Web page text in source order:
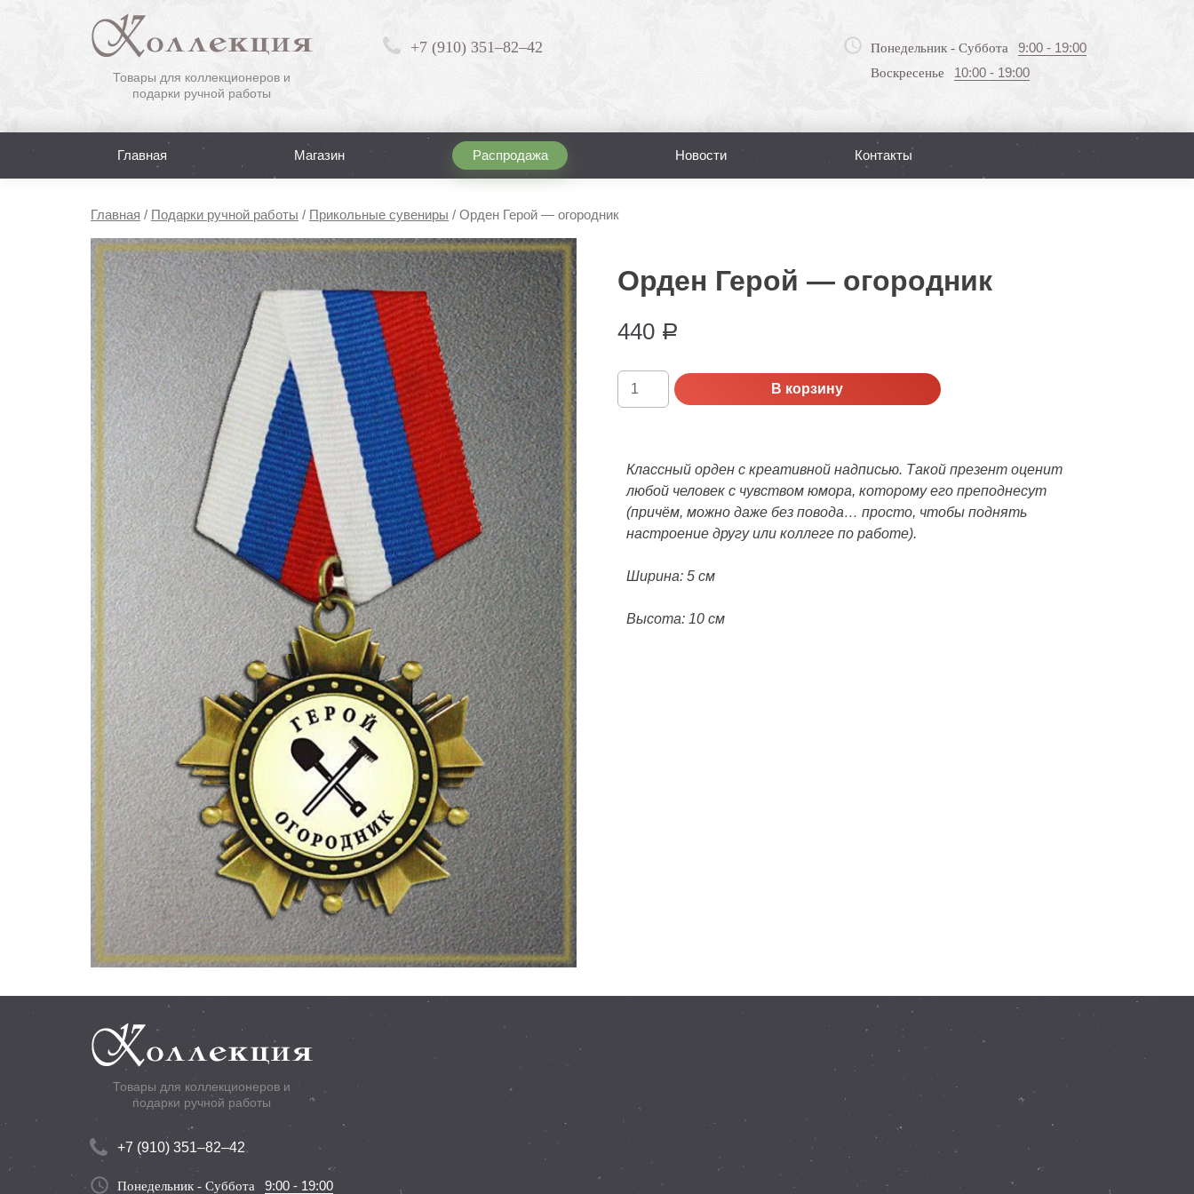
Товары для коллекционеров и
подарки ручной работы
+7 (910) 351–82–42 Понедельник - Суббота 9:00 - 19:00
Воскресенье 10:00 - 19:00
Главная Магазин Распродажа Новости Контакты
Главная / Подарки ручной работы / Прикольные сувениры / Орден Герой — огородник
Орден Герой — огородник
440 Р
Количество
Орден
огородник
В корзину
Классный орден с креативной надписью. Такой презент оценит
любой человек с чувством юмора, которому его преподнесут
(причём, можно даже без повода… просто, чтобы поднять
настроение другу или коллеге по работе).
Ширина: 5 см
Высота: 10 см
Товары для коллекционеров и
подарки ручной работы
+7 (910) 351–82–42
Понедельник - Суббота 9:00 - 19:00